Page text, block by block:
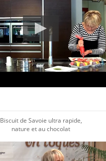
Biscuit de Savoie ultra rapide,
nature et au chocolat